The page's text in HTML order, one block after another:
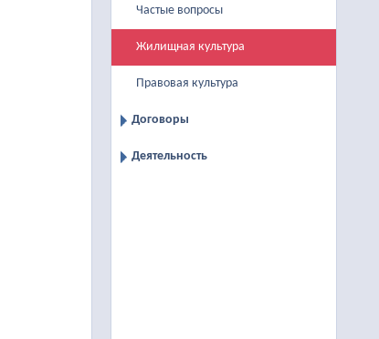
Частые вопросы
Жилищная культура
Правовая культура
Договоры
Деятельность